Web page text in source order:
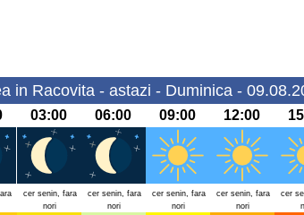
in Racovita - astazi - Duminica -
03:00 06:00 09:00 12:00
cer senin, fara
nori
cer senin, fara
nori
cer senin, fara
nori
cer senin, fara
nori
cer